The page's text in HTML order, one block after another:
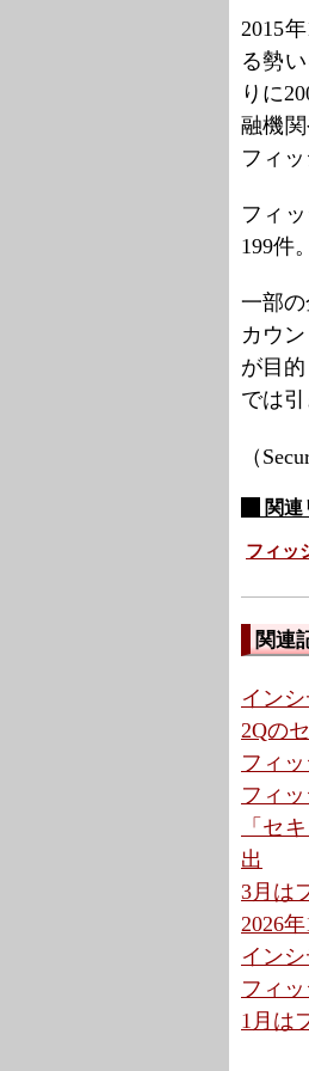
2015
る勢
りに
融機
フィ
フィ
199件
一部
カウ
が目
では
（
関連
フィッ
関連
イン
2Qの
フィ
フィ
「セ
出
3月は
2026
イン
フィ
1月は